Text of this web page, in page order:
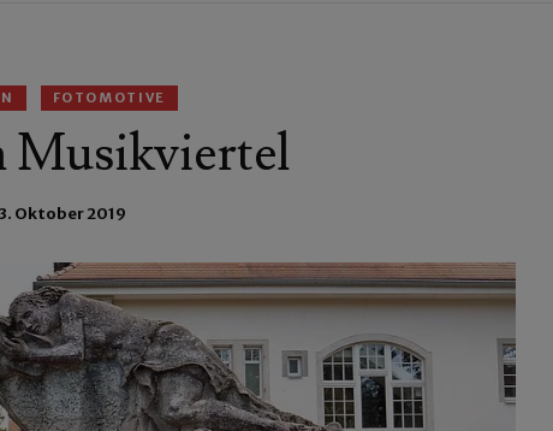
FOTOMOTIVE
Musikviertel
3. Oktober 2019